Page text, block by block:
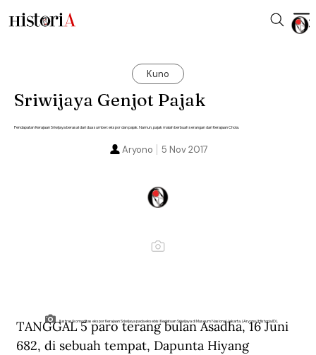
Kuno
Sriwijaya Genjot Pajak
Pendapatan Kerajaan Sriwijaya berasal dari dua sumber: ekspor dan pajak. Namun, pajak malah berbuah serangan dari Kerajaan Chola.
5 Nov 2017
Aryono
Ilustrasi komoditas ekspor Kerajaan Sriwijaya pada eksebisi Kedatuan Sriwijaya di Museum Nasional Jakarta. (Aryono/Historia.ID).
TANGGAL 5 paro terang bulan Asadha, 16 Juni
682, di sebuah tempat, Dapunta Hiyang